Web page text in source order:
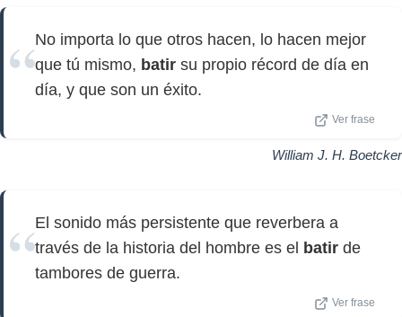
No importa lo que otros hacen, lo hacen mejor
que tú mismo, batir su propio récord de día en
día, y que son un éxito.
Ver frase
William J. H. Boetcker
El sonido más persistente que reverbera a
través de la historia del hombre es el batir de
tambores de guerra.
Ver frase